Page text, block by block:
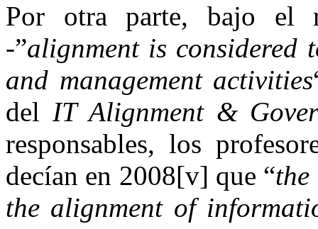
Por otra parte, bajo el
-”alignment is considered
and management activities
del IT Alignment &
responsables, los
decían en 2008[v] que “
the alignment of